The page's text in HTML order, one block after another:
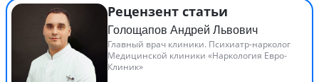
Рецензент статьи
Голощапов Андрей Львович
Главный врач клиники. Психиатр-нарколог
Медицинской клиники «Наркология Евро-
Клиник»